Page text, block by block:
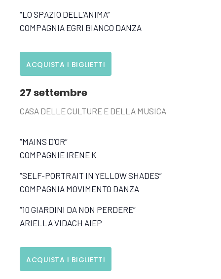
“LO SPAZIO DELL’ANIMA”
COMPAGNIA EGRI BIANCO DANZA
ACQUISTA I BIGLIETTI
27 settembre
CASA DELLE CULTURE E DELLA MUSICA
“MAINS D’OR”
COMPAGNIE IRENE K
“SELF-PORTRAIT IN YELLOW SHADES”
COMPAGNIA MOVIMENTO DANZA
“10 GIARDINI DA NON PERDERE”
ARIELLA VIDACH AIEP
ACQUISTA I BIGLIETTI